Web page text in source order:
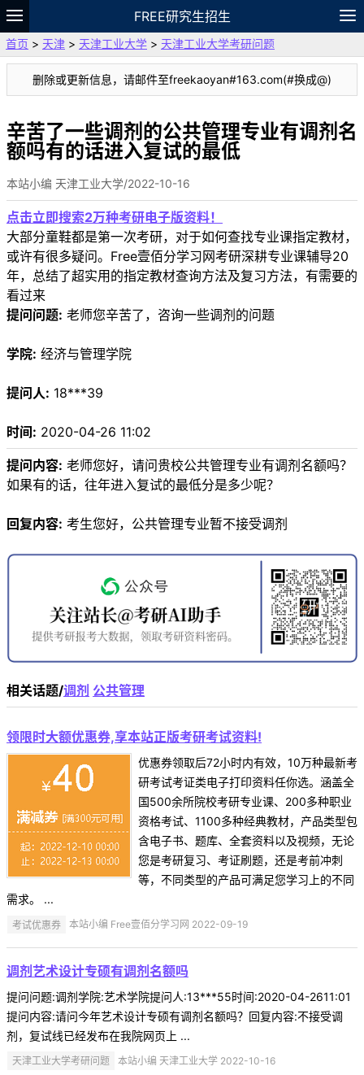
FREE研究生招生
题库
故事 专题 APP 笔记
论坛
VIP
资料
首页 > 天津 > 天津工业大学 > 天津工业大学考研问题
删除或更新信息，请邮件至freekaoyan#163.com(#换成@)
辛苦了一些调剂的公共管理专业有调剂名
额吗有的话进入复试的最低
本站小编 天津工业大学/2022-10-16
点击立即搜索2万种考研电子版资料！
大部分童鞋都是第一次考研，对于如何查找专业课指定教材，
或许有很多疑问。Free壹佰分学习网考研深耕专业课辅导20
年，总结了超实用的指定教材查询方法及复习方法，有需要的
看过来
提问问题: 老师您辛苦了，咨询一些调剂的问题
学院: 经济与管理学院
提问人: 18***39
时间: 2020-04-26 11:02
提问内容: 老师您好，请问贵校公共管理专业有调剂名额吗？
如果有的话，往年进入复试的最低分是多少呢？
回复内容: 考生您好，公共管理专业暂不接受调剂
相关话题/调剂 公共管理
领限时大额优惠券,享本站正版考研考试资料!
优惠券领取后72小时内有效，10万种最新考
研考试考证类电子打印资料任你选。涵盖全
国500余所院校考研专业课、200多种职业
资格考试、1100多种经典教材，产品类型包
含电子书、题库、全套资料以及视频，无论
您是考研复习、考证刷题，还是考前冲刺
等，不同类型的产品可满足您学习上的不同
需求。 ...
考试优惠券 本站小编 Free壹佰分学习网 2022-09-19
调剂艺术设计专硕有调剂名额吗
提问问题:调剂学院:艺术学院提问人:13***55时间:2020-04-2611:01
提问内容:请问今年艺术设计专硕有调剂名额吗？回复内容:不接受调
剂，复试线已经发布在我院网页上 ...
天津工业大学考研问题 本站小编 天津工业大学 2022-10-16